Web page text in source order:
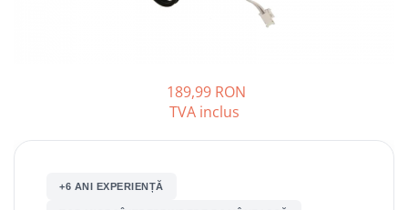
Renault
189,99 RON
TVA inclus
+6 ANI EXPERIENȚĂ